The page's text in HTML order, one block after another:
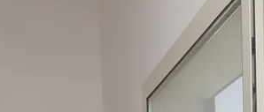
в поселке Фонтане Бьянке, прямой выход
закрытой резиденции.
Капо всего в 70 метрах от моря